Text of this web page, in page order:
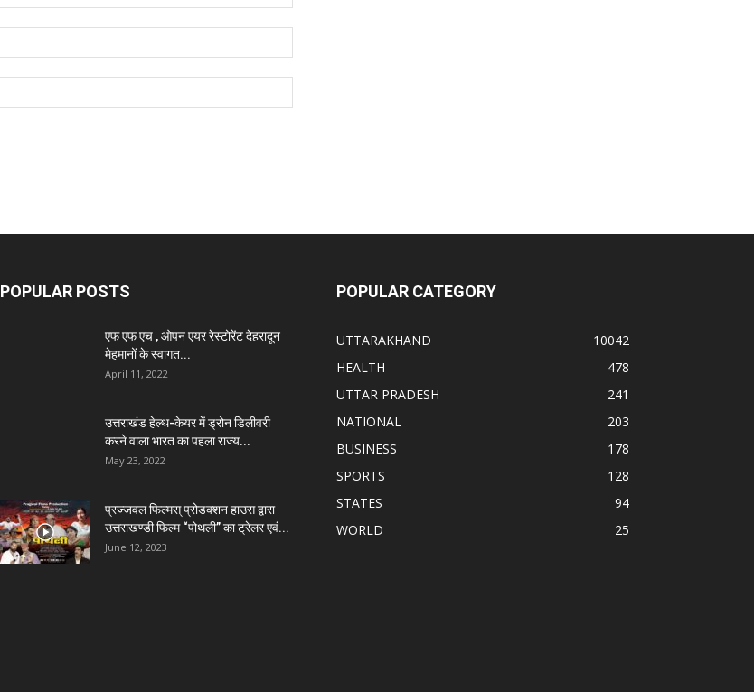
POPULAR POSTS
एफ एफ एच , ओपन एयर रेस्टोरेंट देहरादून
मेहमानों के स्वागत...
April 11, 2022
उत्तराखंड हेल्थ-केयर में ड्रोन डिलीवरी
करने वाला भारत का पहला राज्य...
May 23, 2022
प्रज्जवल फिल्मस् प्रोडक्शन हाउस द्वारा
उत्तराखण्डी फिल्म “पोथली” का ट्रेलर एवं...
June 12, 2023
POPULAR CATEGORY
UTTARAKHAND
10042
HEALTH
478
UTTAR PRADESH
241
NATIONAL
203
BUSINESS
178
SPORTS
128
STATES
94
WORLD
25